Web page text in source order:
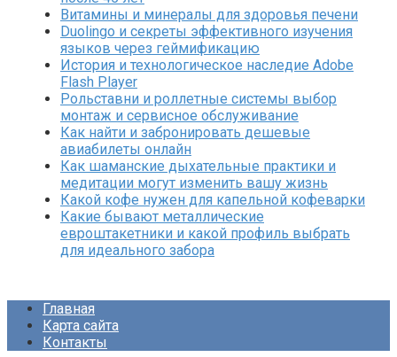
Витамины и минералы для здоровья печени
Duolingo и секреты эффективного изучения
языков через геймификацию
История и технологическое наследие Adobe
Flash Player
Рольставни и роллетные системы выбор
монтаж и сервисное обслуживание
Как найти и забронировать дешевые
авиабилеты онлайн
Как шаманские дыхательные практики и
медитации могут изменить вашу жизнь
Какой кофе нужен для капельной кофеварки
Какие бывают металлические
евроштакетники и какой профиль выбрать
для идеального забора
Главная
Карта сайта
Контакты